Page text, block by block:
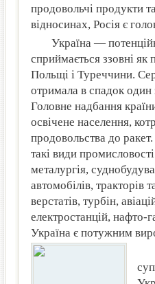
продовольчі продукти
відносинах, Росія є
Україна —
сприймається ззовні як
Польщі і Туреччини.
отримала в спадок один
Головне надбання
освічене населення,
продовольства до
такі види
металургія,
автомобілів, тракторів
верстатів, турбін,
електростанцій, нафто-
Україна є потужним